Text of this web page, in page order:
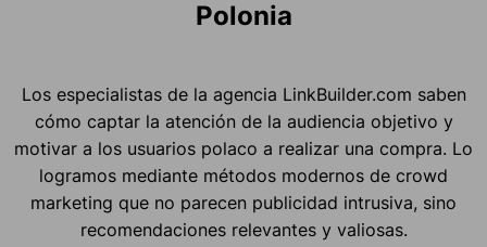
Polonia
Los especialistas de la agencia LinkBuilder.com saben
cómo captar la atención de la audiencia objetivo y
motivar a los usuarios polaco a realizar una compra. Lo
logramos mediante métodos modernos de crowd
marketing que no parecen publicidad intrusiva, sino
recomendaciones relevantes y valiosas.